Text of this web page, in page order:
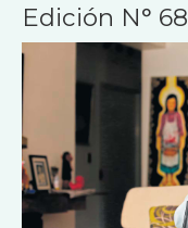
Edición N° 68